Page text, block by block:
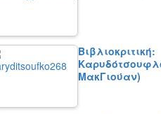
Βιβλιοκριτική:
ΜακΓιούαν)